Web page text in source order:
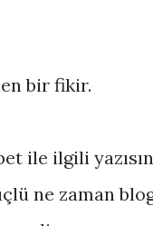
bir fikir.
ile ilgili
ne zaman